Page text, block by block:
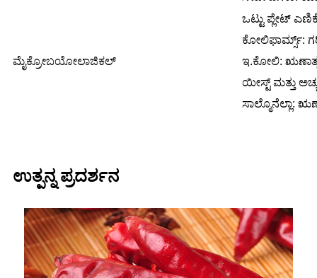
ಮೈಕ್ರೋಬಯೋಲಾಜಿಕಲ್
ಒಟ್ಟು ಪ್ಲೇಟ್
ಕೋಲಿಫಾರ್ಮ್ಸ್:
ಇ.ಕೋಲಿ:
ಯೀಸ್ಟ್ ಮತ್ತು
ಸಾಲ್ಮೊನೆಲ್ಲಾ:
ಉತ್ಪನ್ನ ಪ್ರದರ್ಶನ